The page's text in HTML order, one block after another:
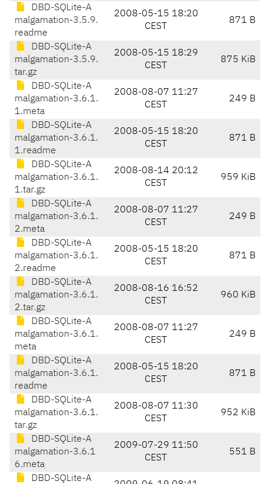
DBD-SQLite-A
malgamation-3.5.9.
readme
2008-05-15 18:20
CEST
871 B
DBD-SQLite-A
malgamation-3.5.9.
tar.gz
2008-05-15 18:29
CEST
875 KiB
DBD-SQLite-A
malgamation-3.6.1.
1.meta
2008-08-07 11:27
CEST
249 B
DBD-SQLite-A
malgamation-3.6.1.
1.readme
2008-05-15 18:20
CEST
871 B
DBD-SQLite-A
malgamation-3.6.1.
1.tar.gz
2008-08-14 20:12
CEST
959 KiB
DBD-SQLite-A
malgamation-3.6.1.
2.meta
2008-08-07 11:27
CEST
249 B
DBD-SQLite-A
malgamation-3.6.1.
2.readme
2008-05-15 18:20
CEST
871 B
DBD-SQLite-A
malgamation-3.6.1.
2.tar.gz
2008-08-16 16:52
CEST
960 KiB
DBD-SQLite-A
malgamation-3.6.1.
meta
2008-08-07 11:27
CEST
249 B
DBD-SQLite-A
malgamation-3.6.1.
readme
2008-05-15 18:20
CEST
871 B
DBD-SQLite-A
malgamation-3.6.1.
tar.gz
2008-08-07 11:30
CEST
952 KiB
DBD-SQLite-A
malgamation-3.6.1
6.meta
2009-07-29 11:50
CEST
551 B
DBD-SQLite-A